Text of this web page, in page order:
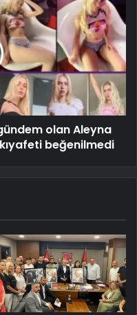
olan Aleyna
beğenilmedi